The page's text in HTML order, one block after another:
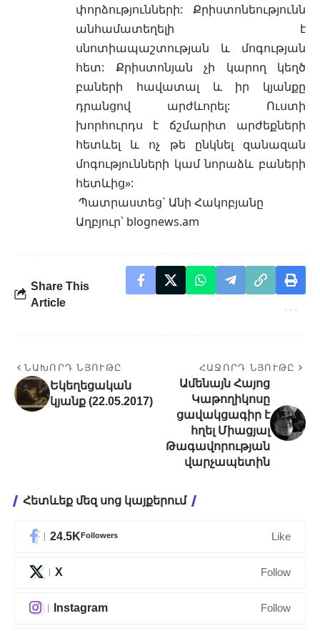
փորձությունների: Քրիստոնեությունն
անհամատեղելի է
սնոտիապաշտության և մոգության
հետ: Քրիստոնյան չի կարող կեղծ
բաների հավատալ և իր կյանքը
դրանցով արժևորել: Ուստի
խորհուրդս է ճշմարիտ արժեքների
հետևել և ոչ թե ընկնել զանազան
մոգությունների կամ նորաձև բաների
հետևից»:
Պատրաստեց` Անի Հակոբյանը
Աղբյուր՝ blognews.am
Share This
Article
ՆԱԽՈՐԴ ՆՅՈՒԹԸ
Եկեղեցական
կյանք (22.05.2017)
ՀԱՋՈՐԴ ՆՅՈՒԹԸ
Ամենայն Հայոց
Կաթողիկոսը
ցավակցագիր է
հղել Միացյալ
Թագավորության
վարչապետին
Հետևեք մեզ սոց կայքերում
24.5KFollowers Like
X Follow
Instagram Follow